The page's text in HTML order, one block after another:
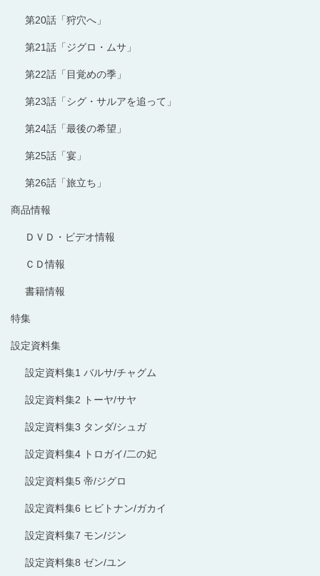
第20話「狩穴へ」
第21話「ジグロ・ムサ」
第22話「目覚めの季」
第23話「シグ・サルアを追って」
第24話「最後の希望」
第25話「宴」
第26話「旅立ち」
商品情報
ＤＶＤ・ビデオ情報
ＣＤ情報
書籍情報
特集
設定資料集
設定資料集1 バルサ/チャグム
設定資料集2 トーヤ/サヤ
設定資料集3 タンダ/シュガ
設定資料集4 トロガイ/二の妃
設定資料集5 帝/ジグロ
設定資料集6 ヒビトナン/ガカイ
設定資料集7 モン/ジン
設定資料集8 ゼン/ユン